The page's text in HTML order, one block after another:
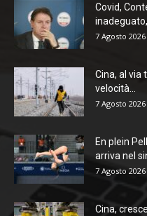
Covid,
7 Agosto 2026
Cina, al via
velocità...
7 Agosto 2026
En plein
arriva nel
7 Agosto 2026
Cina,